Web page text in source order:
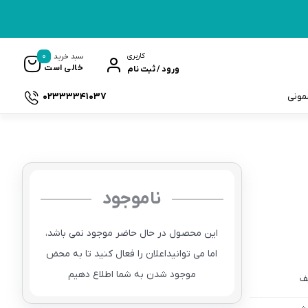
کاربری
ورود / ثبت نام
سبد خرید
خالی است
0
02333341037
ناموجود
این محصول در حال حاضر موجود نمی باشد،
اما می توانیداعلان را فعال کنید تا به محض
موجود شدن به شما اطلاع دهیم